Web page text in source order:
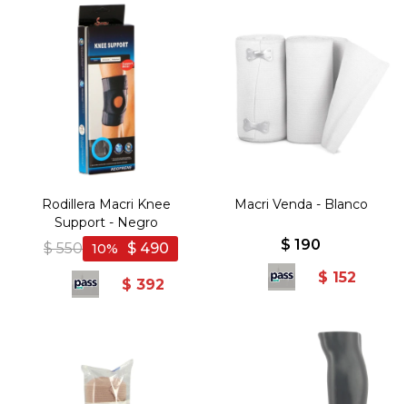
Rodillera Macri Knee
Support - Negro
$ 550 $ 490
10
$ 392
Macri Venda - Blanco
$ 190
$ 152